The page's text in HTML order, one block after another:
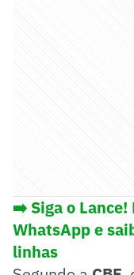
➡️ Siga o Lance!
WhatsApp e
linhas